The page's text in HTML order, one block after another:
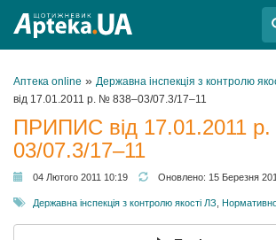
Аптека online » Державна інспекція з контролю
від 17.01.2011 р. № 838–03/07.3/17–11
ПРИПИС від 17.01.2011
03/07.3/17–11
04 Лютого 2011 10:19 Оновлено: 15 Березня
Державна інспекція з контролю якості ЛЗ